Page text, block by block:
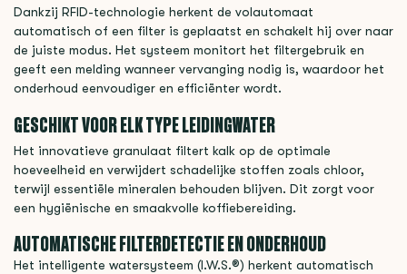
Dankzij RFID-technologie herkent de volautomaat
automatisch of een filter is geplaatst en schakelt hij over naar
de juiste modus. Het systeem monitort het filtergebruik en
geeft een melding wanneer vervanging nodig is, waardoor het
onderhoud eenvoudiger en efficiënter wordt.
GESCHIKT VOOR ELK TYPE LEIDINGWATER
Het innovatieve granulaat filtert kalk op de optimale
hoeveelheid en verwijdert schadelijke stoffen zoals chloor,
terwijl essentiële mineralen behouden blijven. Dit zorgt voor
een hygiënische en smaakvolle koffiebereiding.
AUTOMATISCHE FILTERDETECTIE EN ONDERHOUD
Het intelligente watersysteem (I.W.S.®) herkent automatisch